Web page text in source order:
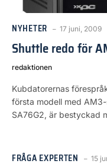
NYHETER 17 juni, 2009
Shuttle redo för
redaktionen
Kubdatorernas
första modell med
SA76G2, är bestyckad
FRÅGA EXPERTEN 15